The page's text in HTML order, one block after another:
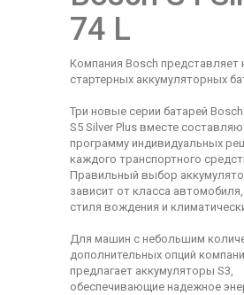
74 L
Компания Bosch представляет
стартерных аккумуляторных
Три новые серии батарей Bosch
S5 Silver Plus вместе
программу индивидуальных
каждого транспортного
Правильный выбор
зависит от класса
стиля вождения и
Для машин с небольшим
дополнительных опций
предлагает аккумуляторы S3,
обеспечивающие надежное